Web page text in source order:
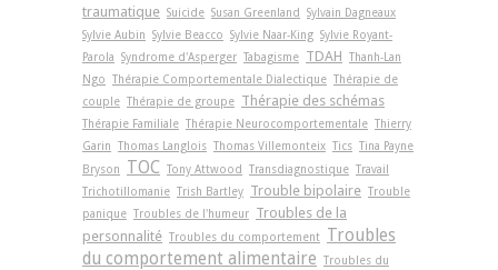
traumatique Suicide Susan Greenland Sylvain Dagneaux
Sylvie Aubin Sylvie Beacco Sylvie Naar-King Sylvie Royant-
Parola Syndrome d'Asperger Tabagisme TDAH Thanh-Lan
Ngo Thérapie Comportementale Dialectique Thérapie de
couple Thérapie de groupe Thérapie des schémas
Thérapie Familiale Thérapie Neurocomportementale Thierry
Garin Thomas Langlois Thomas Villemonteix Tics Tina Payne
Bryson
TOC Tony Attwood Transdiagnostique Travail
Trichotillomanie Trish Bartley Trouble bipolaire Trouble
panique Troubles de l'humeur Troubles de la
personnalité Troubles du comportement Troubles
du comportement alimentaire Troubles du